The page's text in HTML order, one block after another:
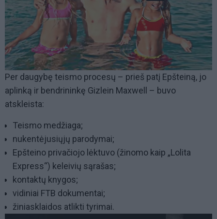
Per daugybę teismo procesų – prieš patį Epšteiną, jo
aplinką ir bendrininkę Gizlein Maxwell – buvo
atskleista:
Teismo medžiaga;
nukentėjusiųjų parodymai;
Epšteino privačiojo lėktuvo (žinomo kaip „Lolita
Express“) keleivių sąrašas;
kontaktų knygos;
vidiniai FTB dokumentai;
žiniasklaidos atlikti tyrimai.